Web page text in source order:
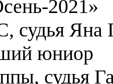
2021»
судья Яна
юниор
судья